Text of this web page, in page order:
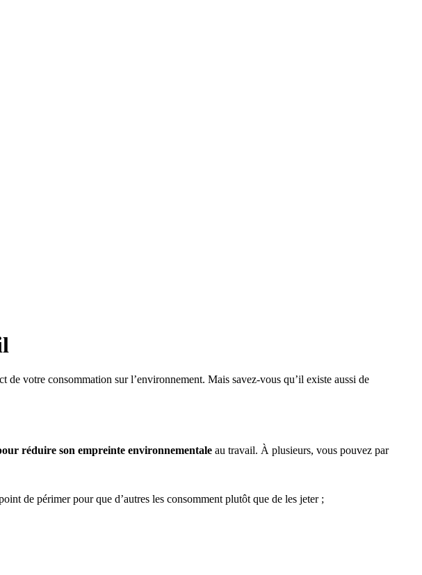
votre consommation sur l’environnement. Mais savez-vous qu’il existe aussi de
réduire son empreinte environnementale au travail. À plusieurs, vous pouvez par
de périmer pour que d’autres les consomment plutôt que de les jeter ;